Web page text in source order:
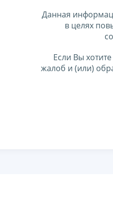
Данная
в целях
Если Вы
жалоб и (или)